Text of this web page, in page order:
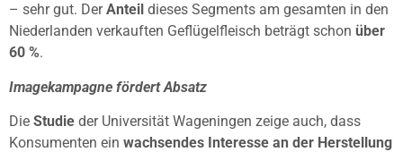
– sehr gut. DerAnteil dieses Segments am gesamten in den
Niederlanden verkauften Geflügelfleisch beträgt schon über
60 %.
Imagekampagne fördert Absatz
Die Studie der Universität Wageningen zeige auch, dass
Konsumenten ein wachsendes Interesse an der Herstellung